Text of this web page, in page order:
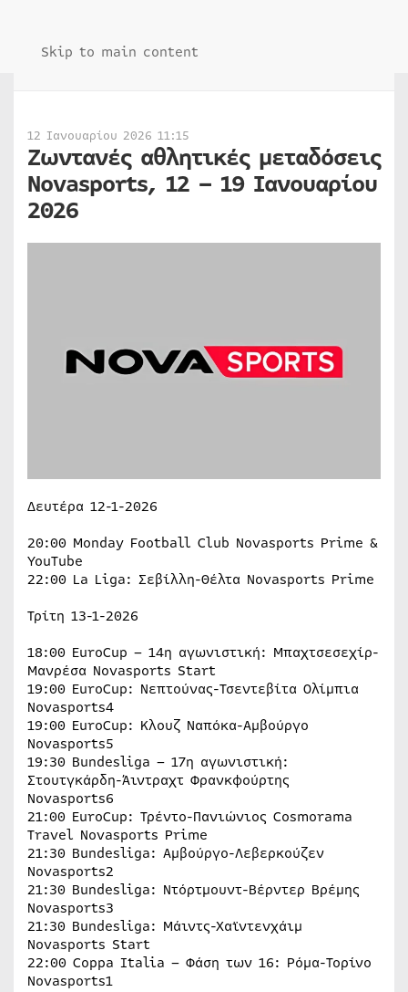
Skip to main content
12 Ιανουαρίου 2026 11:15
Ζωντανές αθλητικές μεταδόσεις
Novasports, 12 – 19 Ιανουαρίου
2026
Δευτέρα 12-1-2026
20:00 Monday Football Club Novasports Prime &
YouTube
22:00 La Liga: Σεβίλλη-Θέλτα Novasports Prime
Τρίτη 13-1-2026
18:00 EuroCup – 14η αγωνιστική: Μπαχτσεσεχίρ-
Μανρέσα Novasports Start
19:00 EuroCup: Νεπτούνας-Τσεντεβίτα Ολίμπια
Novasports4
19:00 EuroCup: Κλουζ Ναπόκα-Αμβούργο
Novasports5
19:30 Bundesliga – 17η αγωνιστική:
Στουτγκάρδη-Άιντραχτ Φρανκφούρτης
Novasports6
21:00 EuroCup: Τρέντο-Πανιώνιος Cosmorama
Travel Novasports Prime
21:30 Bundesliga: Αμβούργο-Λεβερκούζεν
Novasports2
21:30 Bundesliga: Ντόρτμουντ-Βέρντερ Βρέμης
Novasports3
21:30 Bundesliga: Μάιντς-Χαϊντενχάιμ
Novasports Start
22:00 Coppa Italia – Φάση των 16: Ρόμα-Τορίνο
Novasports1